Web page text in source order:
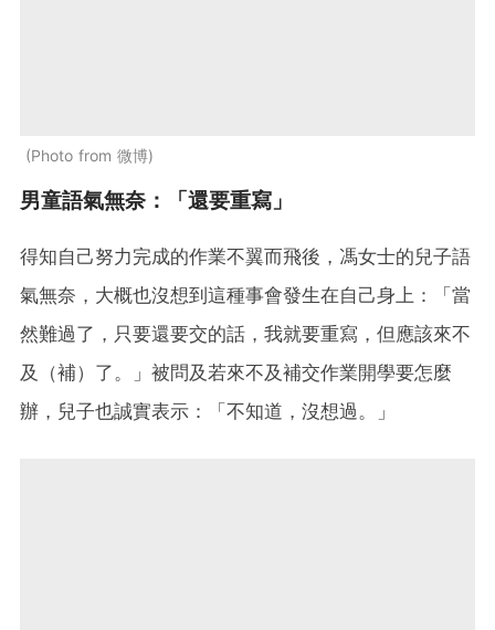
Photo from 微博
男童語氣無奈：「還要重寫」
得知自己努力完成的作業不翼而飛後，馮女士的兒子語
氣無奈，大概也沒想到這種事會發生在自己身上：「當
然難過了，只要還要交的話，我就要重寫，但應該來不
及（補）了。」被問及若來不及補交作業開學要怎麼
辦，兒子也誠實表示：「不知道，沒想過。」